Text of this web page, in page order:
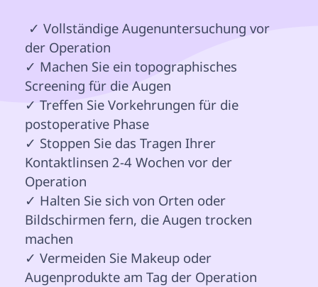
der Operation
✓ Machen Sie ein topographisches
Screening für die Augen
✓ Treffen Sie Vorkehrungen für die
postoperative Phase
✓ Stoppen Sie das Tragen Ihrer
Kontaktlinsen 2-4 Wochen vor der
Operation
✓ Halten Sie sich von Orten oder
Bildschirmen fern, die Augen trocken
machen
✓ Vermeiden Sie Makeup oder
Augenprodukte am Tag der Operation